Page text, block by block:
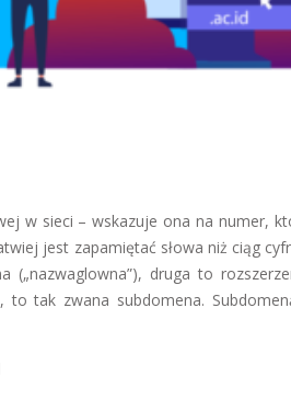
w sieci – wskazuje ona na numer,
jest zapamiętać słowa niż ciąg
(„nazwaglowna”), druga to
tak zwana subdomena.